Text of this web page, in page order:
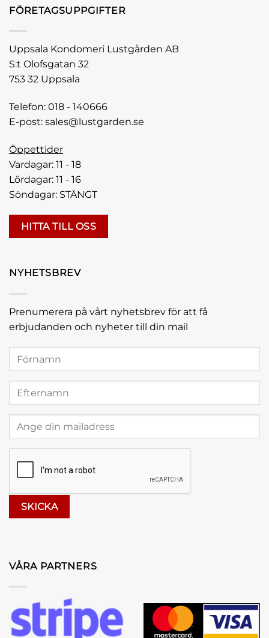
alternativen
på
produktsidan
FÖRETAGSUPPGIFTER
Uppsala Kondomeri Lustgården AB
S:t Olofsgatan 32
753 32 Uppsala
Telefon: 018 - 140666
E-post: sales@lustgarden.se
Öppettider
Vardagar: 11 - 18
Lördagar: 11 - 16
Söndagar: STÄNGT
HITTA TILL OSS
NYHETSBREV
Prenumerera på vårt nyhetsbrev för att få
erbjudanden och nyheter till din mail
VÅRA PARTNERS